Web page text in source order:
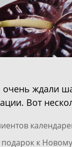
ждали
Вот
к